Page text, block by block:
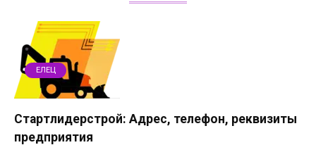
ЕЛЕЦ
Стартлидерстрой: Адрес, телефон, реквизиты
предприятия